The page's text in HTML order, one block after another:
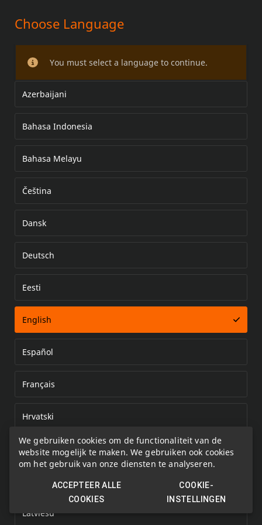
We gebruiken cookies om de functionaliteit van de
website mogelijk te maken. We gebruiken ook cookies
om het gebruik van onze diensten te analyseren.
ACCEPTEER ALLE
COOKIES
COOKIE-
INSTELLINGEN
CHOPPED-VALBEUGEL
Choose Language
You must select a language to continue.
Azerbaijani
Bahasa Indonesia
Bahasa Melayu
Čeština
Dansk
Deutsch
Eesti
English
Español
Français
Hrvatski
Italiano
Latviešu